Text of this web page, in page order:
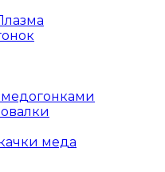
меда